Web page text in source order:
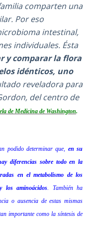
comparten una
Por eso
intestinal,
individuales. Ésta
y comparar la flora
idénticos, uno
reveladora para
del centro de
de Medicina de Washington.
podido determinar que, en su
diferencias sobre todo en la
en el metabolismo de los
los aminoácidos. También ha
o ausencia de estas mismas
importante como la síntesis de